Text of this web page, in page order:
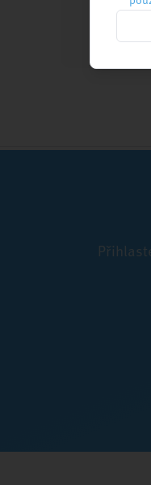
Nejnovější